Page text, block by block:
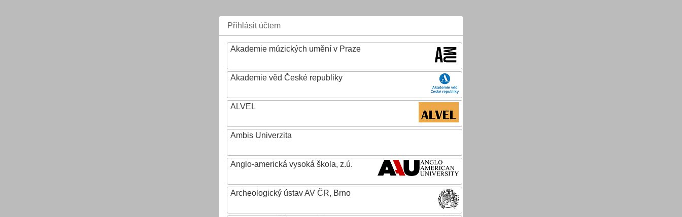
Přihlásit účtem
Akademie múzických umění v Praze
Akademie věd České republiky
ALVEL
Ambis Univerzita
Anglo-americká vysoká škola, z.ú.
Archeologický ústav AV ČR, Brno